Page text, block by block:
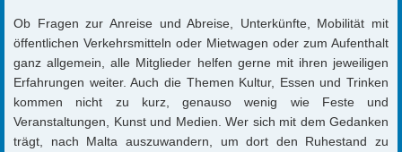
Ob Fragen zur Anreise und Abreise, Unterkünfte, Mobilität mit
öffentlichen Verkehrsmitteln oder Mietwagen oder zum Aufenthalt
ganz allgemein, alle Mitglieder helfen gerne mit ihren jeweiligen
Erfahrungen weiter. Auch die Themen Kultur, Essen und Trinken
kommen nicht zu kurz, genauso wenig wie Feste und
Veranstaltungen, Kunst und Medien. Wer sich mit dem Gedanken
trägt, nach Malta auszuwandern, um dort den Ruhestand zu